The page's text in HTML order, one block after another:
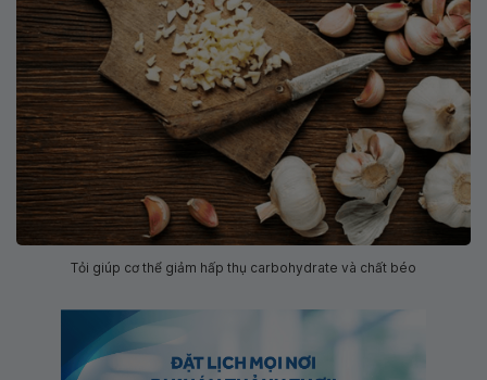
Tỏi giúp cơ thể giảm hấp thụ carbohydrate và chất béo